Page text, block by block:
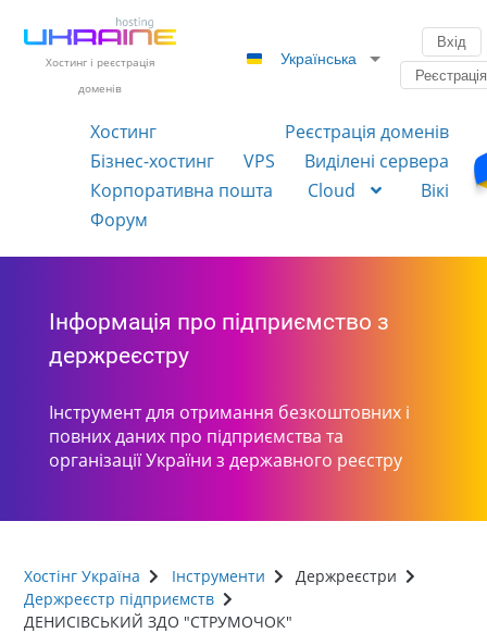
Хостинг і реєстрація
доменів
Українська
Вхід
Реєстрація
Хостинг
Реєстрація доменів
Бізнес-хостинг
VPS
Виділені сервера
Корпоративна пошта
Cloud
Вікі
Форум
Інформація про підприємство з
держреєстру
Інструмент для отримання безкоштовних і
повних даних про підприємства та
організації України з державного реєстру
Хостінг Україна Інструменти
Держреєстри
Держреєстр підприємств
ДЕНИСІВСЬКИЙ ЗДО "СТРУМОЧОК"